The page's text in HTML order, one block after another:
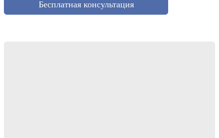
Бесплатная консультация